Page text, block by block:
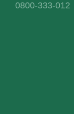
0800-333-012